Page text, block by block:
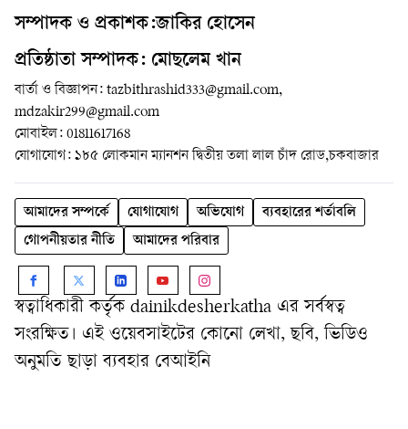
সম্পাদক ও প্রকাশক:জাকির হোসেন
প্রতিষ্ঠাতা সম্পাদক: মোছলেম খান
বার্তা ও বিজ্ঞাপন: tazbithrashid333@gmail.com,
mdzakir299@gmail.com
মোবাইল: 01811617168
যোগাযোগ: ১৮৫ লোকমান ম্যানশন দ্বিতীয় তলা লাল চাঁদ রোড,চকবাজার
আমাদের সম্পর্কে যোগাযোগ অভিযোগ
ব্যবহারের শর্তাবলি
গোপনীয়তার নীতি
আমাদের পরিবার
স্বত্বাধিকারী কর্তৃক dainikdesherkatha এর সর্বস্বত্ব
সংরক্ষিত। এই ওয়েবসাইটের কোনো লেখা, ছবি, ভিডিও
অনুমতি ছাড়া ব্যবহার বেআইনি